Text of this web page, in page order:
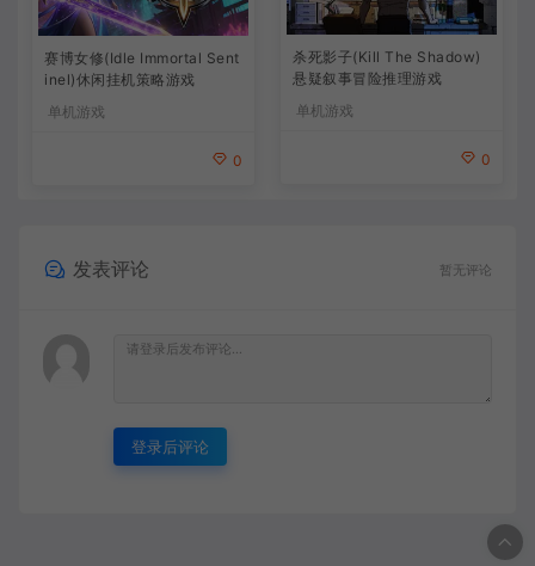
赛博女修(Idle Immortal Sent
inel)休闲挂机策略游戏
单机游戏
0
杀死影子(Kill The Shadow)
悬疑叙事冒险推理游戏
单机游戏
0
发表评论 暂无评论
登录后评论